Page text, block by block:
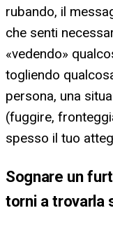
rubando, il
che senti
«vedendo»
togliendo
persona, una
(fuggire,
spesso il tuo
Sognare un
torni a trovarla